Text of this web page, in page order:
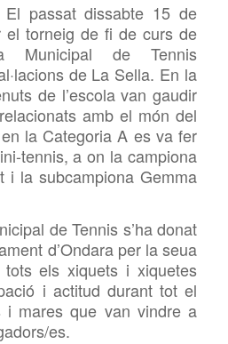
El passat dissabte 15 de
el torneig de fi de curs de
Municipal de Tennis
de La Sella. En la
de l’escola van gaudir
amb el món del
la Categoria A es va fer
tennis, a on la campiona
i la subcampiona Gemma
de Tennis s’ha donat
d’Ondara per la seua
tots els xiquets i xiquetes
i actitud durant tot el
i mares que van vindre a
es.